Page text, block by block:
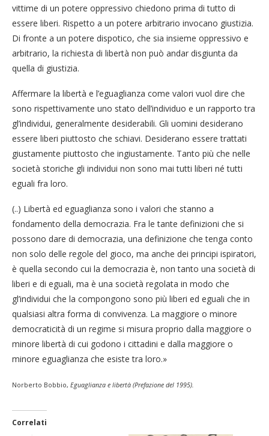
vittime di un potere oppressivo chiedono prima di tutto di
essere liberi. Rispetto a un potere arbitrario invocano giustizia.
Di fronte a un potere dispotico, che sia insieme oppressivo e
arbitrario, la richiesta di libertà non può andar disgiunta da
quella di giustizia.
Affermare la libertà e l’eguaglianza come valori vuol dire che
sono rispettivamente uno stato dell’individuo e un rapporto tra
gl’individui, generalmente desiderabili. Gli uomini desiderano
essere liberi piuttosto che schiavi. Desiderano essere trattati
giustamente piuttosto che ingiustamente. Tanto più che nelle
società storiche gli individui non sono mai tutti liberi né tutti
eguali fra loro.
(..) Libertà ed eguaglianza sono i valori che stanno a
fondamento della democrazia. Fra le tante definizioni che si
possono dare di democrazia, una definizione che tenga conto
non solo delle regole del gioco, ma anche dei principi ispiratori,
è quella secondo cui la democrazia è, non tanto una società di
liberi e di eguali, ma è una società regolata in modo che
gl’individui che la compongono sono più liberi ed eguali che in
qualsiasi altra forma di convivenza. La maggiore o minore
democraticità di un regime si misura proprio dalla maggiore o
minore libertà di cui godono i cittadini e dalla maggiore o
minore eguaglianza che esiste tra loro.»
Norberto Bobbio, Eguaglianza e libertà (Prefazione del 1995).
Correlati